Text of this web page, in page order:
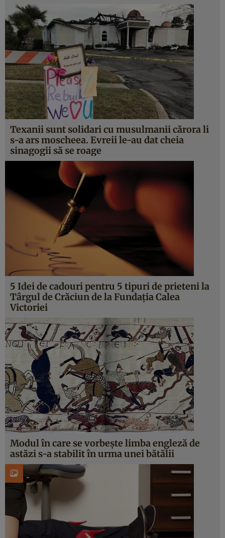
Texanii sunt solidari cu musulmanii cărora li
s-a ars moscheea. Evreii le-au dat cheia
sinagogii să se roage
5 Idei de cadouri pentru 5 tipuri de prieteni la
Târgul de Crăciun de la Fundaţia Calea
Victoriei
Modul în care se vorbeşte limba engleză de
astăzi s-a stabilit în urma unei bătălii